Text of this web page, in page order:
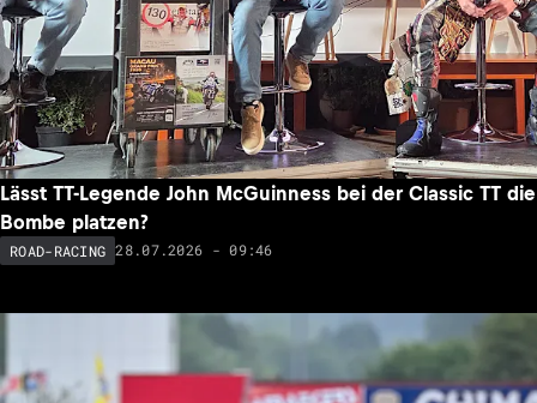
Lässt TT-Legende John McGuinness bei der Classic TT die
Bombe platzen?
ROAD-RACING 28.07.2026 - 09:46